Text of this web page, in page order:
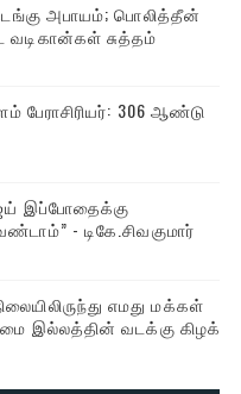
அபாயம்; பொலித்தீன்
வடிகான்கள் சுத்தம்
பேராசிரியர்: 306 ஆண்டு
இப்போதைக்கு
- டிகே.சிவகுமார்
எமது மக்கள்
இல்லத்தின் வடக்கு கிழக்கு